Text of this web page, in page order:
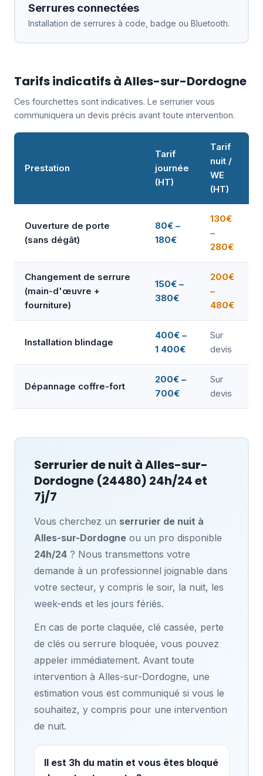
Serrures connectées
Installation de serrures à code, badge ou Bluetooth.
Tarifs indicatifs à Alles-sur-Dordogne
Ces fourchettes sont indicatives. Le serrurier vous
communiquera un devis précis avant toute intervention.
Prestation
Tarif
journée
(HT)
Tarif
nuit /
WE
(HT)
Ouverture de porte
(sans dégât)
80€ –
180€
130€
–
280€
Changement de serrure
(main-d'œuvre +
fourniture)
150€ –
380€
200€
–
480€
Installation blindage
400€ –
1 400€
Sur
devis
Dépannage coffre-fort
200€ –
700€
Sur
devis
Serrurier de nuit àAlles-sur-
Dordogne(24480) 24h/24 et
7j/7
Vous cherchez un serrurier de nuit à
Alles-sur-Dordogneou un pro disponible
24h/24? Nous transmettons votre
demande à un professionnel joignable dans
votre secteur, y compris le soir, la nuit, les
week-ends et les jours fériés.
En cas de porte claquée, clé cassée, perte
de clés ou serrure bloquée, vous pouvez
appeler immédiatement. Avant toute
intervention à Alles-sur-Dordogne, une
estimation vous est communiqué si vous le
souhaitez, y compris pour une intervention
de nuit.
Il est 3h du matin et vous êtes bloqué